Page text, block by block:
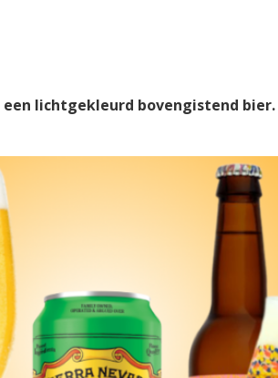
lichtgekleurd bovengistend